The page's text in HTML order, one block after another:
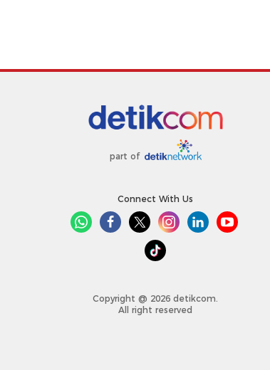
part of
Connect With Us
Copyright @ 2026 detikcom.
All right reserved